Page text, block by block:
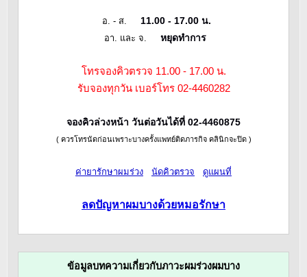
อ. - ส. 11.00 - 17.00 น.
อา. และ จ. หยุดทำการ
โทรจองคิวตรวจ 11.00 - 17.00 น.
รับจองทุกวัน เบอร์โทร 02-4460282
จองคิวล่วงหน้า วันต่อวันได้ที่ 02-4460875
( ควรโทรนัดก่อนเพราะบางครั้งแพทย์ติดภารกิจ คลินิกจะปิด )
ค่ายารักษาผมร่วง นัดคิวตรวจ ดูแผนที่
ลดปัญหาผมบางด้วยหมอรักษา
ข้อมูลบทความเกี่ยวกับภาวะผมร่วงผมบาง